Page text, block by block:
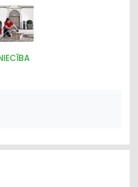
SERVISS